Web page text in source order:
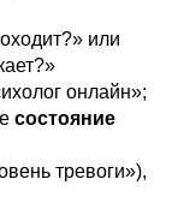
или
онлайн»;
состояние
тревоги»),